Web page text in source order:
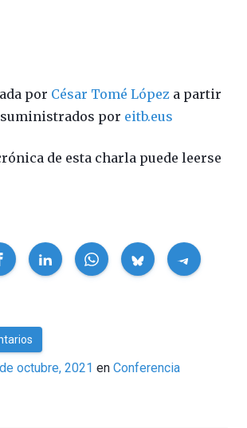
por César Tomé López a partir
por eitb.eus
de esta charla puede leerse
octubre, 2021 en Conferencia